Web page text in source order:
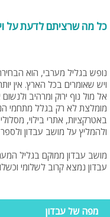
כל מה שרציתם לדעת על
נופש בגליל מערבי, הוא
ויש שאומרים בכל הארץ. אין
אל מול נוף ירוק ומרהיב
מומלצת לא רק בגלל מתחמי
באטרקציות, אתרי בילוי,
ולהמליץ על מושב עבדון
מושב עבדון ממוקם בגליל
עבדון נמצא קרוב לשלומי
נסיעה בלבד לחוף הים, בין
עלו בשנת 1952.
המקום הפך למושב חקלאי
מפה של עבדון